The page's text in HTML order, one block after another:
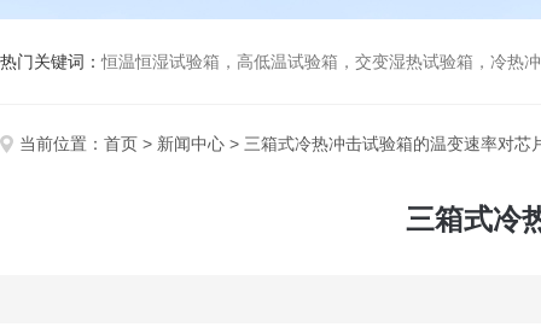
热门关键词：恒温恒湿试验箱，高低温试验箱，交变湿热试验箱，冷热冲击试验
当前位置： 首页 > 新闻中心 > 三箱式冷热冲击试验箱的温变速率对芯
三箱式冷